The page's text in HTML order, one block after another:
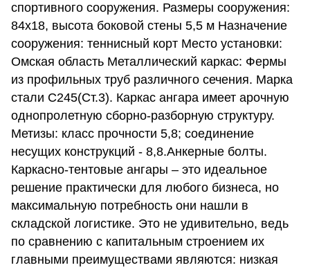
спортивного сооружения. Размеры сооружения:
84х18, высота боковой стены 5,5 м Назначение
сооружения: теннисный корт Место установки:
Омская область Металлический каркас: Фермы
из профильных труб различного сечения. Марка
стали С245(Ст.3). Каркас ангара имеет арочную
однопролетную сборно-разборную структуру.
Метизы: класс прочности 5,8; соединение
несущих конструкций - 8,8.Анкерные болты.
Каркасно-тентовые ангары – это идеальное
решение практически для любого бизнеса, но
максимальную потребность они нашли в
складской логистике. Это не удивительно, ведь
по сравнению с капитальным строением их
главными преимуществами являются: низкая